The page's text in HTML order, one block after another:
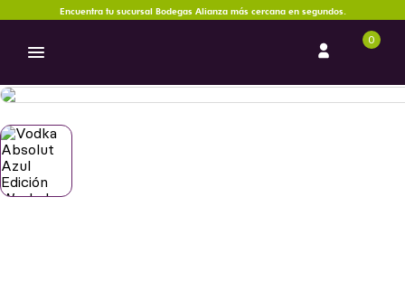
Encuentra tu sucursal Bodegas Alianza más cercana en segundos.
0